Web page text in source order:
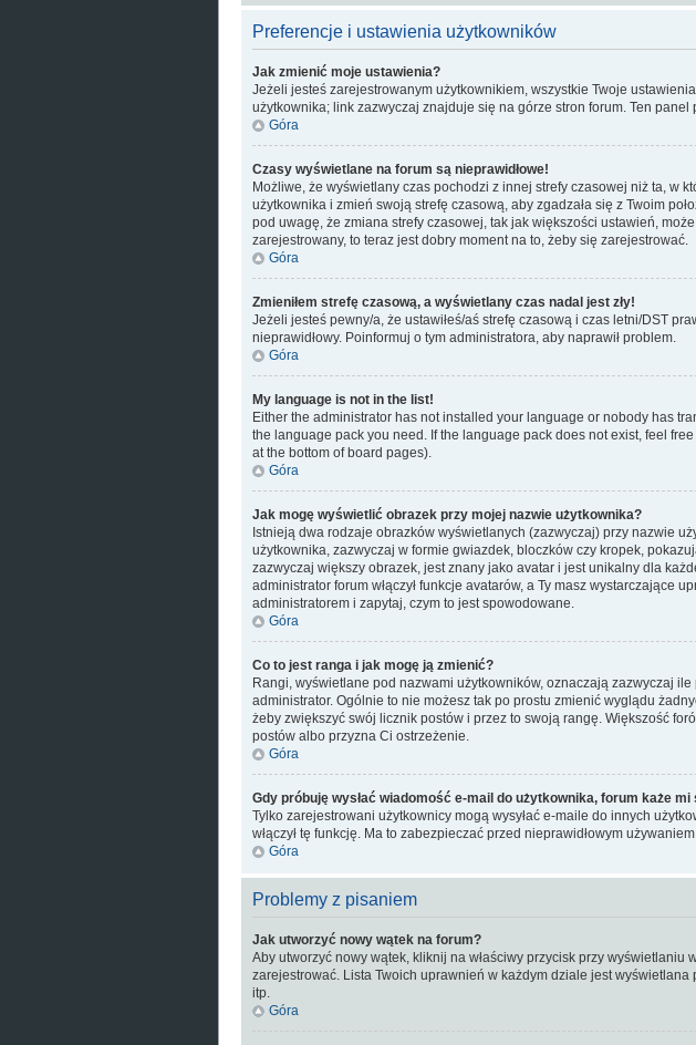
Preferencje i ustawienia użytkowników
Jak zmienić moje ustawienia?
Jeżeli jesteś zarejestrowanym użytkownikiem, wszystkie Twoje
użytkownika; link zazwyczaj znajduje się na górze stron forum. Ten
Góra
Czasy wyświetlane na forum są nieprawidłowe!
Możliwe, że wyświetlany czas pochodzi z innej strefy czasowej niż ta, w
użytkownika i zmień swoją strefę czasową, aby zgadzała się z Twoim
pod uwagę, że zmiana strefy czasowej, tak jak większości ustawień,
zarejestrowany, to teraz jest dobry moment na to, żeby się zarejestrować.
Góra
Zmieniłem strefę czasową, a wyświetlany czas nadal jest zły!
Jeżeli jesteś pewny/a, że ustawiłeś/aś strefę czasową i czas letni/DST
nieprawidłowy. Poinformuj o tym administratora, aby naprawił problem.
Góra
My language is not in the list!
Either the administrator has not installed your language or nobody has
the language pack you need. If the language pack does not exist, feel
at the bottom of board pages).
Góra
Jak mogę wyświetlić obrazek przy mojej nazwie użytkownika?
Istnieją dwa rodzaje obrazków wyświetlanych (zazwyczaj) przy nazwie
użytkownika, zazwyczaj w formie gwiazdek, bloczków czy kropek,
zazwyczaj większy obrazek, jest znany jako avatar i jest unikalny dla
administrator forum włączył funkcje avatarów, a Ty masz wystarczające
administratorem i zapytaj, czym to jest spowodowane.
Góra
Co to jest ranga i jak mogę ją zmienić?
Rangi, wyświetlane pod nazwami użytkowników, oznaczają zazwyczaj
administrator. Ogólnie to nie możesz tak po prostu zmienić wyglądu
żeby zwiększyć swój licznik postów i przez to swoją rangę. Większość
postów albo przyzna Ci ostrzeżenie.
Góra
Gdy próbuję wysłać wiadomość e-mail do użytkownika, forum każe mi
Tylko zarejestrowani użytkownicy mogą wysyłać e-maile do innych
włączył tę funkcję. Ma to zabezpieczać przed nieprawidłowym
Góra
Problemy z pisaniem
Jak utworzyć nowy wątek na forum?
Aby utworzyć nowy wątek, kliknij na właściwy przycisk przy
zarejestrować. Lista Twoich uprawnień w każdym dziale jest wyświetlana
itp.
Góra